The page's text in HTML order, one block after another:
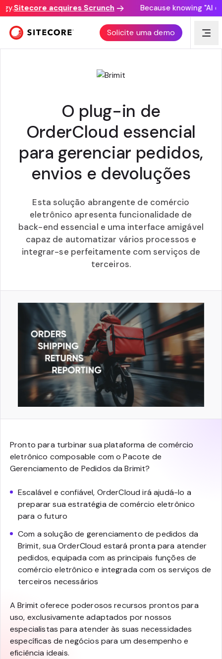
Sitecore acquires Scrunch Because knowing "AI
Solicite uma demo
PACOTE DE GERENCIAMENTO DE PEDIDOS DA
BRIMIT PARA ORDERCLOUD
O plug-in de
OrderCloud essencial
para gerenciar pedidos,
envios e devoluções
Esta solução abrangente de comércio
eletrônico apresenta funcionalidade de
back-end essencial e uma interface amigável
capaz de automatizar vários processos e
integrar-se perfeitamente com serviços de
terceiros.
Pronto para turbinar sua plataforma de comércio
eletrônico composable com o Pacote de
Gerenciamento de Pedidos da Brimit?
Escalável e confiável, OrderCloud irá ajudá-lo a
preparar sua estratégia de comércio eletrônico
para o futuro
Com a solução de gerenciamento de pedidos da
Brimit, sua OrderCloud estará pronta para atender
pedidos, equipada com as principais funções de
comércio eletrônico e integrada com os serviços de
terceiros necessários
A Brimit oferece poderosos recursos prontos para
uso, exclusivamente adaptados por nossos
especialistas para atender às suas necessidades
específicas de negócios para um desempenho e
eficiência ideais.